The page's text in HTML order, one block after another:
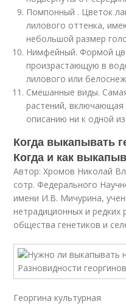
Помпонный . Цветок
лилового оттенка,
небольшой размер
Нимфейный. Формой
произрастающую в
лилового или
Смешанные виды.
растений,
описанию ни к одной
Когда выкапывать
Когда и как
Автор: Хромов Николай
сотр. Федерального
имени И.В. Мичурина,
нетрадиционных и редких
общества генетиков и
Георгина культурная